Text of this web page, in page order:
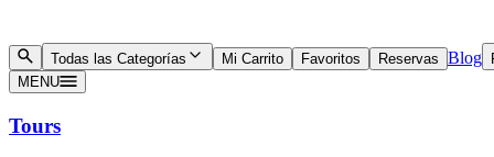
Todas las Categorías Mi Carrito Favoritos Reservas Blog
MENU
Tours